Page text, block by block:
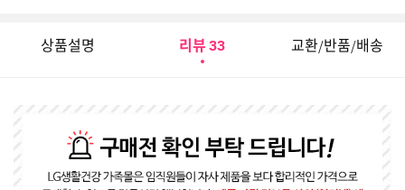
상품설명 리뷰 33 교환/반품/배송